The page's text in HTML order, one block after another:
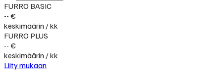
FURRO BASIC
-- €
keskimäärin / kk
FURRO PLUS
-- €
keskimäärin / kk
Liity mukaan